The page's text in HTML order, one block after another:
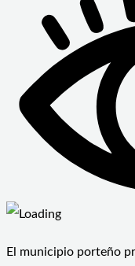
El municipio porteño